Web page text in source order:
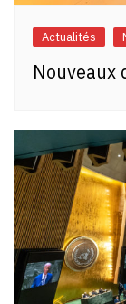
Actualités
Nouveaux